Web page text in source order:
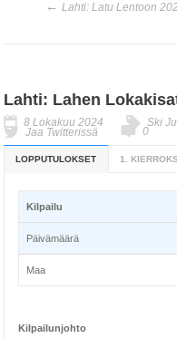
Lahti: Latu Lentoon
Lahti: Lahen
8 Lokakuu 2024 Ski
Jaa Twitterissä 0
LOPPUTULOKSET 1.
Kilpailu
Päivämäärä
Maa
Kilpailunjohto